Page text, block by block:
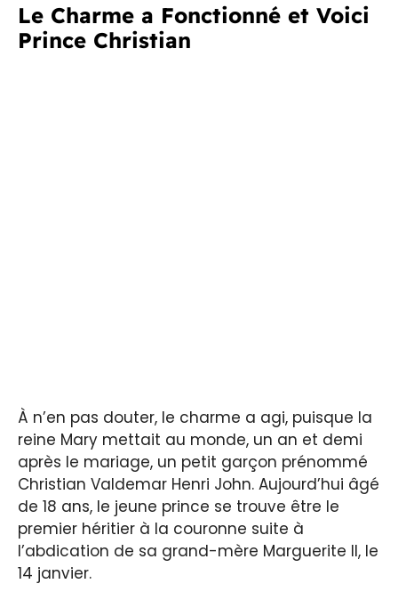
Le Charme a Fonctionné et Voici
Prince Christian
À n’en pas douter, le charme a agi, puisque la
reine Mary mettait au monde, un an et demi
après le mariage, un petit garçon prénommé
Christian Valdemar Henri John. Aujourd’hui âgé
de 18 ans, le jeune prince se trouve être le
premier héritier à la couronne suite à
l’abdication de sa grand-mère Marguerite II, le
14 janvier.